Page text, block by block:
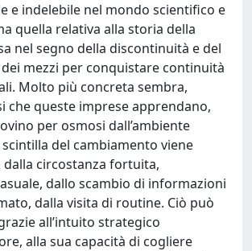
e indelebile nel mondo scientifico e
quella relativa alla storia della
nel segno della discontinuità e del
mezzi per conquistare continuità
Molto più concreta sembra,
che queste imprese apprendano,
per osmosi dall’ambiente
del cambiamento viene
dalla circostanza fortuita,
dallo scambio di informazioni
dalla visita di routine. Ciò può
all’intuito strategico
alla sua capacità di cogliere